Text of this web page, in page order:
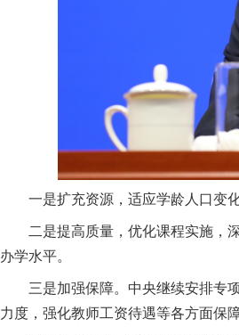
一是扩充资源，适应学龄人口变化
二是提高质量，优化课程实施，深
办学水平。
三是加强保障。中央继续安排专项
力度，强化教师工资待遇等各方面保
揭开“小金库”的免责幌子